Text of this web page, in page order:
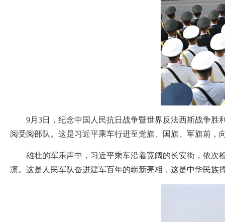
9月3日，纪念中国人民抗日战争暨世界反法西斯战争
阅受阅部队。这是习近平乘车行进至党旗、国旗、军旗前，
雄壮的军乐声中，习近平乘车沿着宽阔的长安街，依次检
凛。这是人民军队奋进建军百年的崭新亮相，这是中华民族